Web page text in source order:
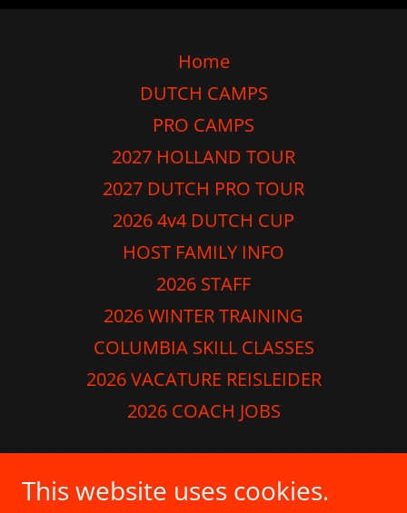
Home
DUTCH CAMPS
PRO CAMPS
2027 HOLLAND TOUR
2027 DUTCH PRO TOUR
2026 4v4 DUTCH CUP
HOST FAMILY INFO
2026 STAFF
2026 WINTER TRAINING
COLUMBIA SKILL CLASSES
2026 VACATURE REISLEIDER
2026 COACH JOBS
Dutch Soccer School
This website uses cookies.